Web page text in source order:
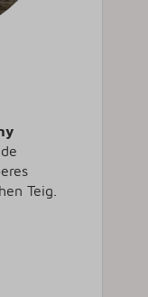
Teig.